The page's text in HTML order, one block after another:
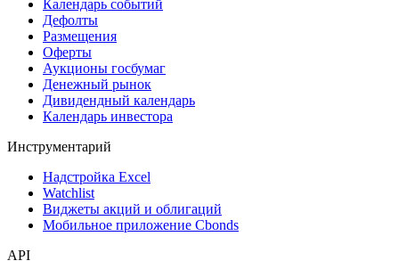
Календарь событий
Дефолты
Размещения
Оферты
Аукционы госбумаг
Денежный рынок
Дивидендный календарь
Календарь инвестора
Инструментарий
Надстройка Excel
Watchlist
Виджеты акций и облигаций
Мобильное приложение Cbonds
API